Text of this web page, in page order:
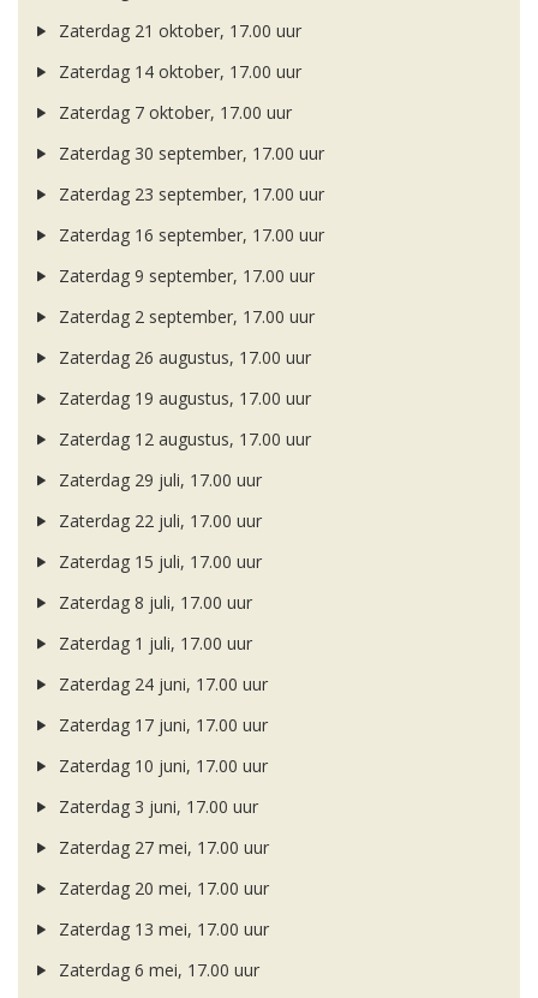
Zaterdag 21 oktober, 17.00 uur
Zaterdag 14 oktober, 17.00 uur
Zaterdag 7 oktober, 17.00 uur
Zaterdag 30 september, 17.00 uur
Zaterdag 23 september, 17.00 uur
Zaterdag 16 september, 17.00 uur
Zaterdag 9 september, 17.00 uur
Zaterdag 2 september, 17.00 uur
Zaterdag 26 augustus, 17.00 uur
Zaterdag 19 augustus, 17.00 uur
Zaterdag 12 augustus, 17.00 uur
Zaterdag 29 juli, 17.00 uur
Zaterdag 22 juli, 17.00 uur
Zaterdag 15 juli, 17.00 uur
Zaterdag 8 juli, 17.00 uur
Zaterdag 1 juli, 17.00 uur
Zaterdag 24 juni, 17.00 uur
Zaterdag 17 juni, 17.00 uur
Zaterdag 10 juni, 17.00 uur
Zaterdag 3 juni, 17.00 uur
Zaterdag 27 mei, 17.00 uur
Zaterdag 20 mei, 17.00 uur
Zaterdag 13 mei, 17.00 uur
Zaterdag 6 mei, 17.00 uur